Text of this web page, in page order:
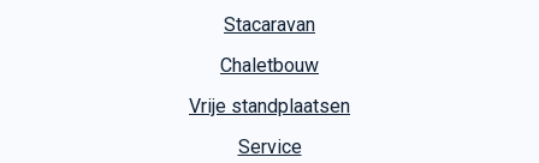
Chaletbouw
Vrije standplaatsen
Service
Contact